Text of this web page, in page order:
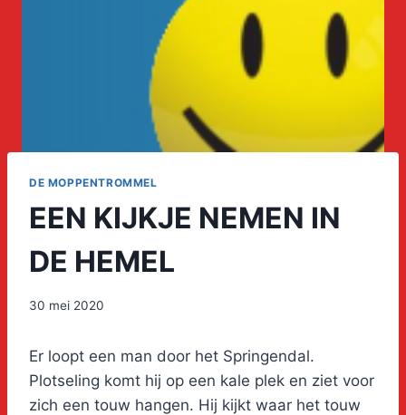
DE MOPPENTROMMEL
EEN KIJKJE NEMEN IN
DE HEMEL
30 mei 2020
Er loopt een man door het Springendal.
Plotseling komt hij op een kale plek en ziet voor
zich een touw hangen. Hij kijkt waar het touw